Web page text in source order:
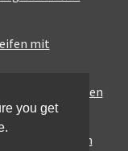
mit
Touring-Reifen
den urbanen
you get